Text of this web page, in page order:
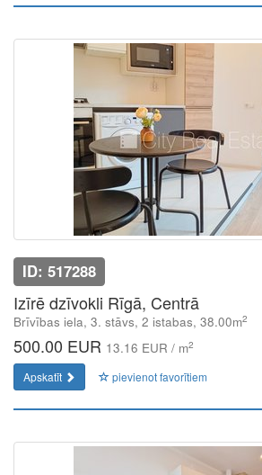
ID: 517288
Izīrē dzīvokli Rīgā, Centrā
Brīvības iela, 3. stāvs, 2 istabas, 38.00m2
500.00 EUR 13.16 EUR / m2
Apskatīt pievienot favorītiem